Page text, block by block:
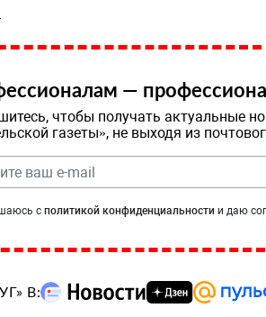
—
чтобы получать актуальные
газеты», не выходя из
с политикой конфиденциальности и даю
В: